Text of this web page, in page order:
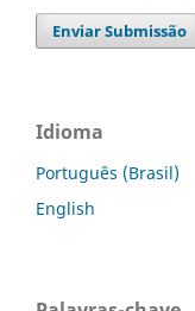
Enviar Submissão
Idioma
Português (Brasil)
English